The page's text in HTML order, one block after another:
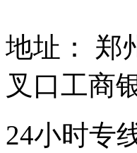
地址： 郑
叉口工商
24小时专